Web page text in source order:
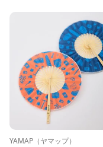
YAMAP（ヤマップ）